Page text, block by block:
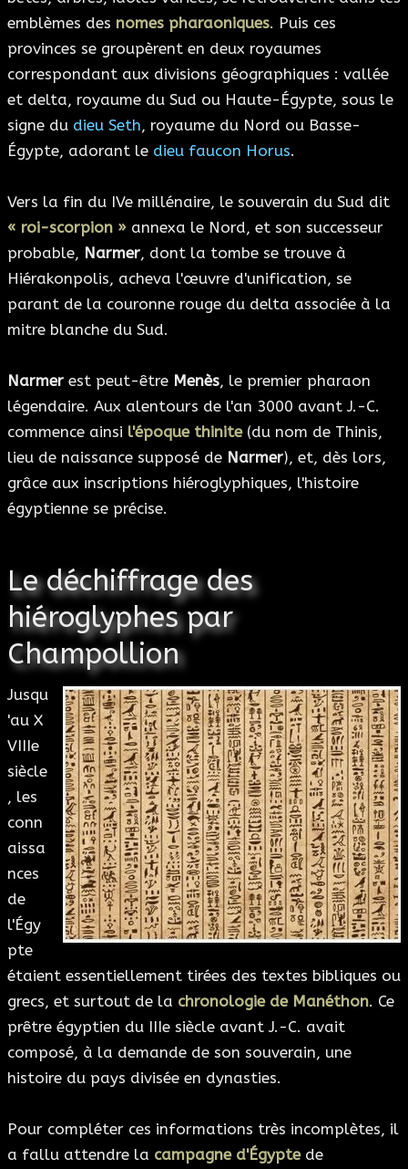
emblèmes des nomes pharaoniques. Puis ces
provinces se groupèrent en deux royaumes
correspondant aux divisions géographiques : vallée
et delta, royaume du Sud ou Haute-Égypte, sous le
signe du dieu Seth, royaume du Nord ou Basse-
Égypte, adorant le dieu faucon Horus.
Vers la fin du IVe millénaire, le souverain du Sud dit
« roi-scorpion » annexa le Nord, et son successeur
probable, Narmer, dont la tombe se trouve à
Hiérakonpolis, acheva l'œuvre d'unification, se
parant de la couronne rouge du delta associée à la
mitre blanche du Sud.
Narmer est peut-être Menès, le premier pharaon
légendaire. Aux alentours de l'an 3000 avant J.-C.
commence ainsi l'époque thinite(du nom de Thinis,
lieu de naissance supposé de Narmer), et, dès lors,
grâce aux inscriptions hiéroglyphiques, l'histoire
égyptienne se précise.
Le déchiffrage des
hiéroglyphes par
Champollion
Jusqu
'au X
VIIIe
siècle
, les
conn
aissa
nces
de
l'Égy
pte
étaient essentiellement tirées des textes bibliques ou
grecs, et surtout de la chronologie de Manéthon. Ce
prêtre égyptien du IIIe siècle avant J.-C. avait
composé, à la demande de son souverain, une
histoire du pays divisée en dynasties.
Pour compléter ces informations très incomplètes, il
a fallu attendre la campagne d'Égyptede